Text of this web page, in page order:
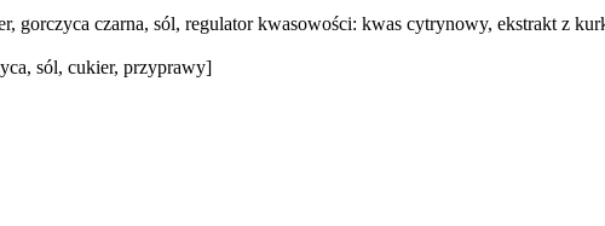
gorczyca czarna, sól, regulator kwasowości: kwas cytrynowy, ekstrakt z
sól, cukier, przyprawy]